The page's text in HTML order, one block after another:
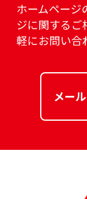
ホームページ
ジに関するご
軽にお問い合
メー